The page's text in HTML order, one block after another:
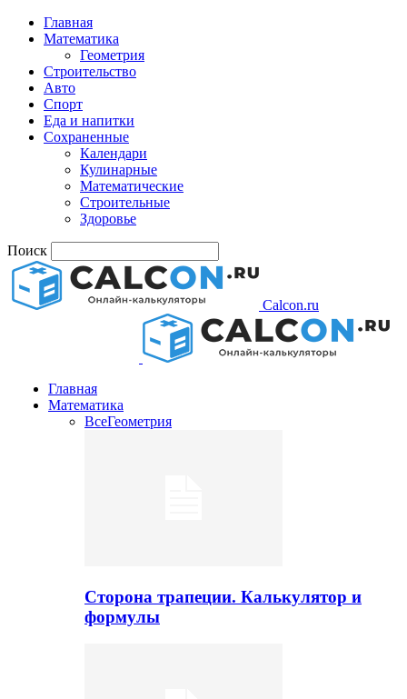
Главная
Математика
Геометрия
Строительство
Авто
Спорт
Еда и напитки
Сохраненные
Календари
Кулинарные
Математические
Строительные
Здоровье
Поиск
Calcon.ru
Главная
Математика
ВсеГеометрия
Сторона трапеции. Калькулятор и
формулы